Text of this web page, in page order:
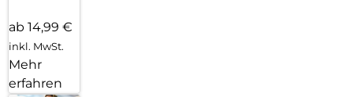
ab 14,99 €
inkl. MwSt.
Mehr
erfahren